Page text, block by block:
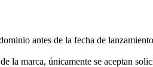
antes de la fecha de
la marca, únicamente se aceptan